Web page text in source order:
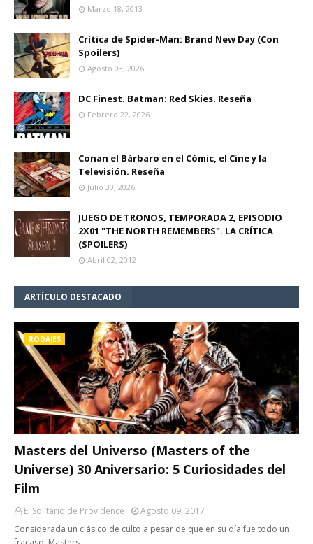
Marzo 18, 2013
Crítica de Spider-Man: Brand New Day (Con
Spoilers)
Agosto 03, 2026
DC Finest. Batman: Red Skies. Reseña
Febrero 22, 2026
Conan el Bárbaro en el Cómic, el Cine y la
Televisión. Reseña
Julio 30, 2026
JUEGO DE TRONOS, TEMPORADA 2, EPISODIO
2X01 "THE NORTH REMEMBERS". LA CRÍTICA
(SPOILERS)
Abril 02, 2012
ARTÍCULO DESTACADO
RODAJES
Masters del Universo (Masters of the
Universe) 30 Aniversario: 5 Curiosidades del
Film
El Solitario de Providence
Agosto 09, 2017
Considerada un clásico de culto a pesar de que en su día fue todo un